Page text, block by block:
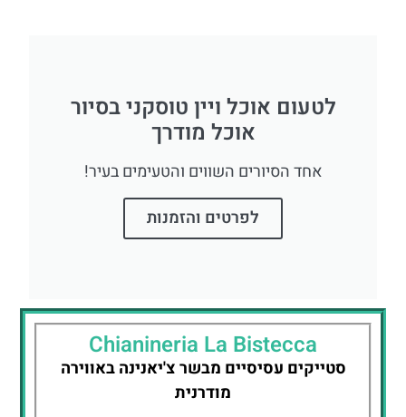
לטעום אוכל ויין טוסקני בסיור
אוכל מודרך
אחד הסיורים השווים והטעימים בעיר!
לפרטים והזמנות
Chianineria La Bistecca
סטייקים עסיסיים מבשר צ'יאנינה באווירה
מודרנית